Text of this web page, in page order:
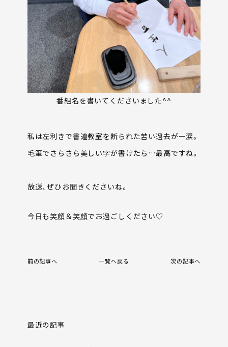
番組名を書いてくださいました^^
私は左利きで書道教室を断られた苦い過去がー涙。
毛筆でさらさら美しい字が書けたら…最高ですね。
放送、ぜひお聞きくださいね。
今日も笑顔＆笑顔でお過ごしください♡
前の記事へ 一覧へ戻る 次の記事へ
最近の記事